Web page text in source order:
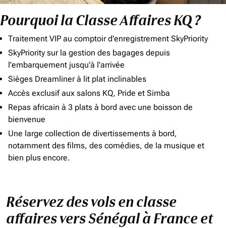
Pourquoi la Classe Affaires KQ ?
Traitement VIP au comptoir d'enregistrement SkyPriority
SkyPriority sur la gestion des bagages depuis
l'embarquement jusqu'à l'arrivée
Sièges Dreamliner à lit plat inclinables
Accès exclusif aux salons KQ, Pride et Simba
Repas africain à 3 plats à bord avec une boisson de
bienvenue
Une large collection de divertissements à bord,
notamment des films, des comédies, de la musique et
bien plus encore.
Réservez des vols en classe
affaires vers Sénégal à France et